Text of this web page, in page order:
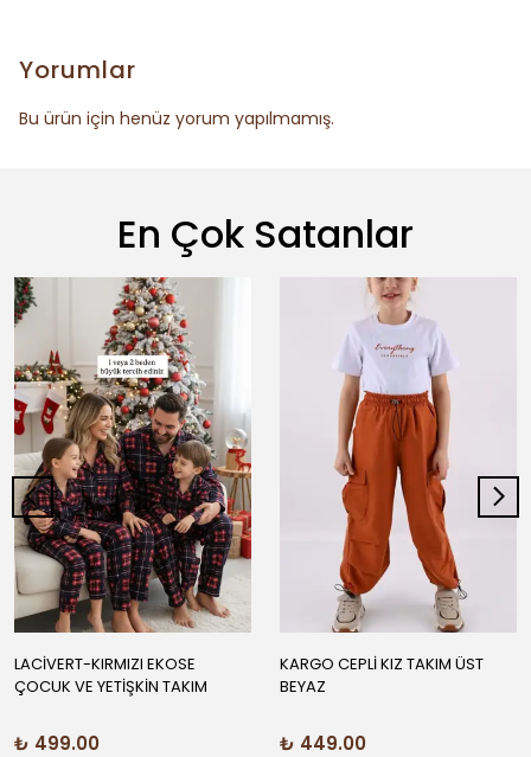
Yorumlar
Bu ürün için henüz yorum yapılmamış.
En Çok Satanlar
LACİVERT-KIRMIZI EKOSE
ÇOCUK VE YETİŞKİN TAKIM
₺ 499.00
KARGO CEPLİ KIZ TAKIM ÜST
BEYAZ
₺ 449.00